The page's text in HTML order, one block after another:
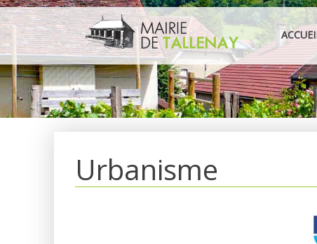
Aller
au
contenu
Urbanisme